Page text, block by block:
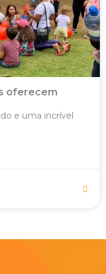
oferecem
e uma incrível